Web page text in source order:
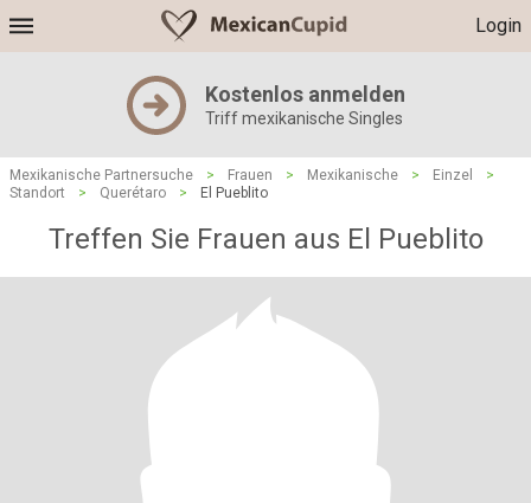
Login
Kostenlos anmelden
Triff mexikanische Singles
Mexikanische Partnersuche > Frauen > Mexikanische > Einzel
>
Standort
> Querétaro > El Pueblito
Treffen Sie Frauen aus El Pueblito